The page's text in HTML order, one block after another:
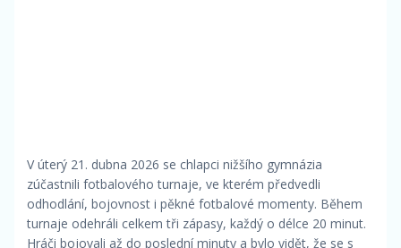
V úterý 21. dubna 2026 se chlapci nižšího gymnázia
zúčastnili fotbalového turnaje, ve kterém předvedli
odhodlání, bojovnost i pěkné fotbalové momenty. Během
turnaje odehráli celkem tři zápasy, každý o délce 20 minut.
Hráči bojovali až do poslední minuty a bylo vidět, že se s